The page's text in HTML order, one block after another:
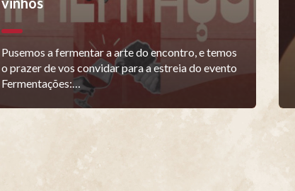
Pusemos a fermentar a arte do encontro, e temos
o prazer de vos convidar para a estreia do evento
Fermentações:…